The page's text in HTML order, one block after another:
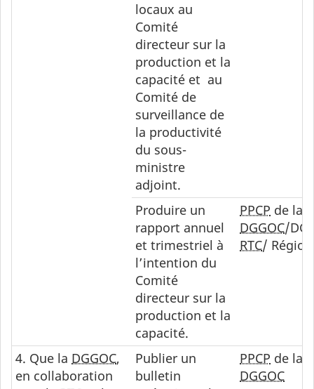
locaux au
Comité
directeur sur la
production et la
capacité et au
Comité de
surveillance de
la productivité
du sous-
ministre
adjoint.
Produire un
rapport annuel
et trimestriel à
l’intention du
Comité
directeur sur la
production et la
capacité.
PPCP de la
DGGOC/
RTC/
4. Que la DGGOC,
en collaboration
Publier un
bulletin
PPCP de la
DGGOC